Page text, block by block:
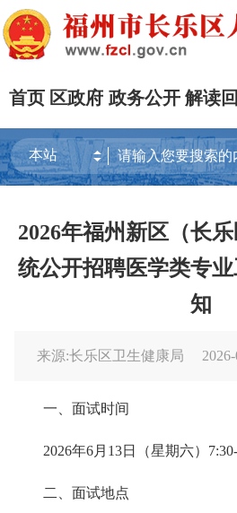
首页 区政府 政务公开 解读
2026年福州新区（长
统公开招聘医学类专
知
来源:长乐区卫生健康局
一、面试时间
2026年6月13日（星期六）
二、面试地点